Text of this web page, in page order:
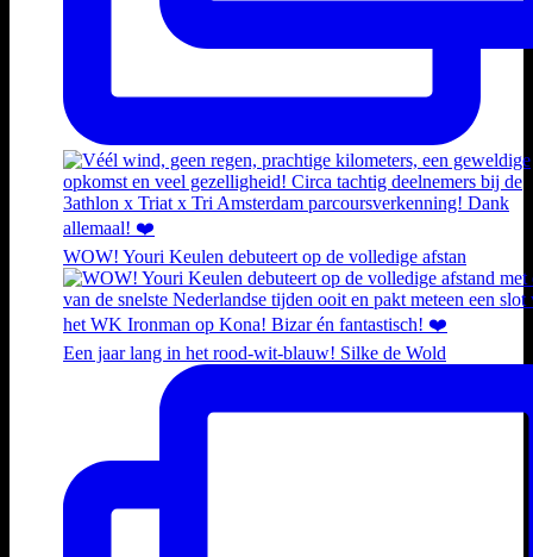
WOW! Youri Keulen debuteert op de volledige afstan
Een jaar lang in het rood-wit-blauw! Silke de Wold